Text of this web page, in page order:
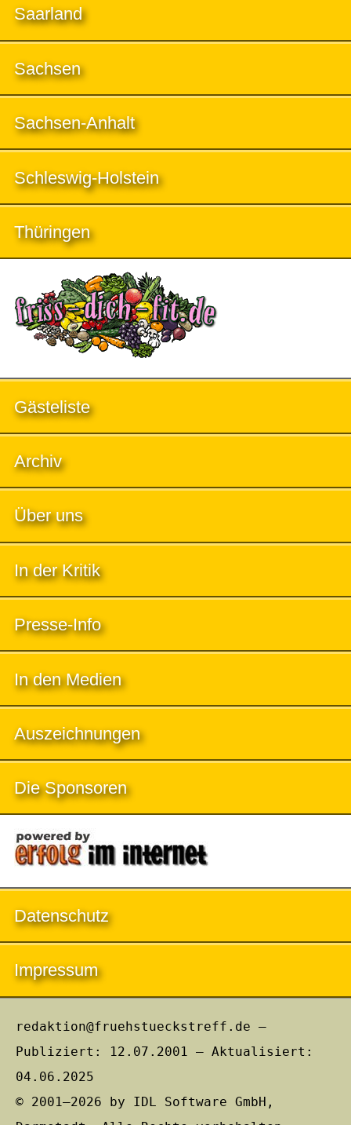
Saarland
Sachsen
Sachsen-Anhalt
Schleswig-Holstein
Thüringen
Gästeliste
Archiv
Über uns
In der Kritik
Presse-Info
In den Medien
Auszeichnungen
Die Sponsoren
Datenschutz
Impressum
redaktion@fruehstueckstreff.de –
Publiziert: 12.07.2001 – Aktualisiert:
04.06.2025
© 2001–2026 by IDL Software GmbH,